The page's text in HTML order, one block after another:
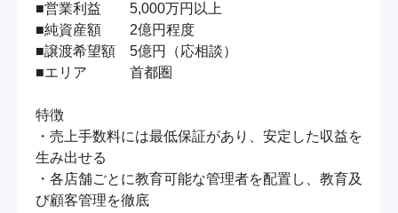
■営業利益　　5,000万円以上
■純資産額　　2億円程度
■譲渡希望額　5億円（応相談）
■エリア　　　首都圏
特徴
・売上手数料には最低保証があり、安定した収益を
生み出せる
・各店舗ごとに教育可能な管理者を配置し、教育及
び顧客管理を徹底